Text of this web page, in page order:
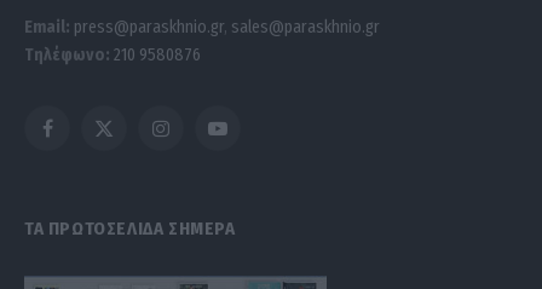
Email: press@paraskhnio.gr, sales@paraskhnio.gr
Τηλέφωνο: 210 9580876
Facebook
X
InstagramYouTube
ΤΑ ΠΡΩΤΟΣΕΛΙΔΑ ΣΗΜΕΡΑ